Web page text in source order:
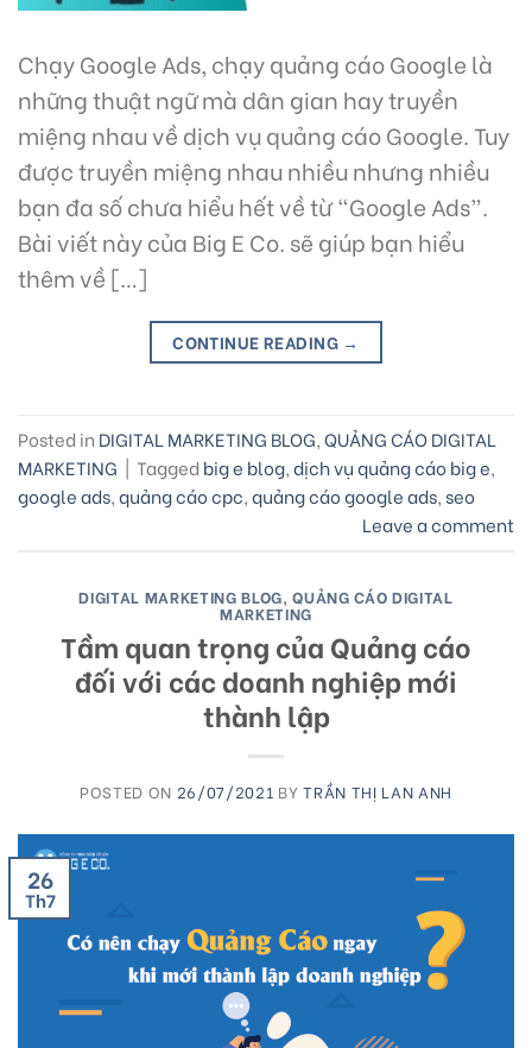
Chạy Google Ads, chạy quảng cáo Google là
những thuật ngữ mà dân gian hay truyền
miệng nhau về dịch vụ quảng cáo Google. Tuy
được truyền miệng nhau nhiều nhưng nhiều
bạn đa số chưa hiểu hết về từ “Google Ads”.
Bài viết này của Big E Co. sẽ giúp bạn hiểu
thêm về […]
CONTINUE READING →
Posted in DIGITAL MARKETING BLOG,QUẢNG CÁO DIGITAL
MARKETING | Tagged big e blog,dịch vụ quảng cáo big e,
google ads,quảng cáo cpc,quảng cáo google ads,seo
Leave a comment
DIGITAL MARKETING BLOG,QUẢNG CÁO DIGITAL
MARKETING
Tầm quan trọng của Quảng cáo
đối với các doanh nghiệp mới
thành lập
POSTED ON 26/07/2021 BYTRẦN THỊ LAN ANH
26
Th7